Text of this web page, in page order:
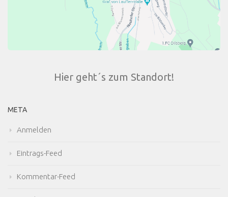
Hier geht´s zum Standort!
META
Anmelden
Eintrags-Feed
Kommentar-Feed